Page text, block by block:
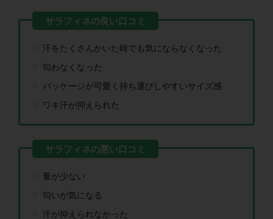
汗をたくさんかいた時でも気にならなくなった
匂わなくなった
パッケージが可愛く持ち運びしやすいサイズ感
ワキ汗が抑えられた
量が少ない
匂いが気になる
汗が抑えられなかった